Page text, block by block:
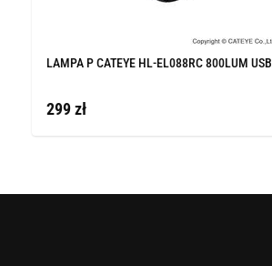
LAMPA P CATEYE HL-EL088RC 800LUM USB
299 zł